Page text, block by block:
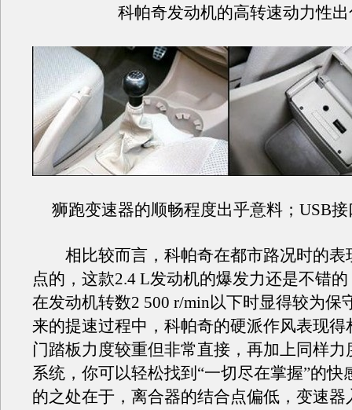
科帕奇发动机的高转速动力性出
狮跑变速器的顺畅程度出乎意料；USB
相比较而言，科帕奇在都市路况时的表
点的，这款2.4 L发动机的爆发力还是不错
在发动机转数2 500 r/min以下时显得较为保
来的提速过程中，科帕奇的硬派作风表现得
门踏板力度较重但非常直接，再加上同样力
系统，你可以轻松找到“一切尽在掌握”的快
的之处在于，离合器的结合点偏低，变速器